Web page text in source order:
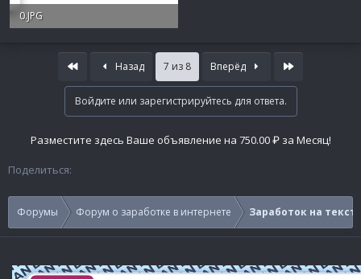
0.JPG
First
Назад 7 из 8 Вперёд Last
Войдите или зарегистрируйтесь для ответа.
Разместите здесь Ваше объявление на 750.00 ₽ за Месяц!
Поделиться:
Форумы Форум о заработке в интернете Заработок на